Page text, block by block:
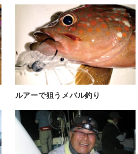
ルアーで狙うメバル釣り